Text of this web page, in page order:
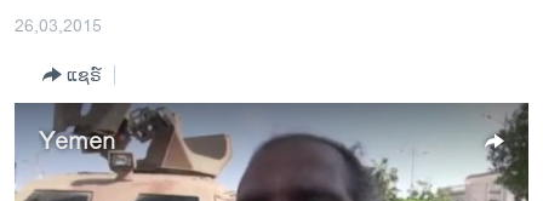
ຫາ
ຂ່າວ​ຈີນ
ໂລກ
ເອເຊຍ
ອິດສະຫຼະພາບດ້ານການຂ່າວ
26,03,2015
ແຊຣ໌
Yemen